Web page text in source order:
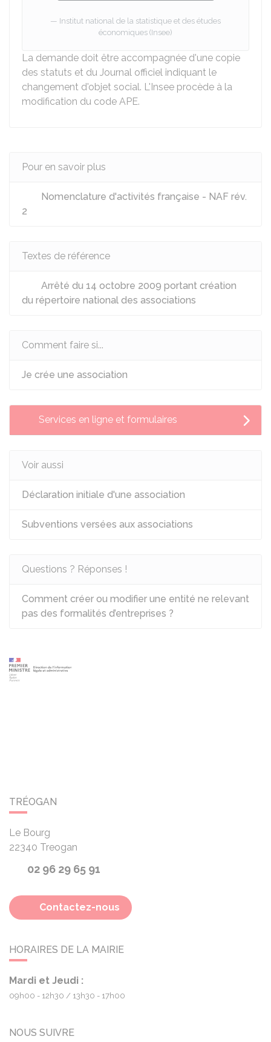
Institut national de la statistique et des études
économiques (Insee)
La demande doit être accompagnée d'une copie
des statuts et du Journal officiel indiquant le
changement d'objet social. L'Insee procède à la
modification du code APE.
Pour en savoir plus
Nomenclature d'activités française - NAF rév.
2
Textes de référence
Arrêté du 14 octobre 2009 portant création
du répertoire national des associations
Comment faire si...
Je crée une association
Services en ligne et formulaires
Voir aussi
Déclaration initiale d'une association
Subventions versées aux associations
Questions ? Réponses !
Comment créer ou modifier une entité ne relevant
pas des formalités d’entreprises ?
TRÉOGAN
Le Bourg
22340 Treogan
02 96 29 65 91
Contactez-nous
HORAIRES DE LA MAIRIE
Mardi et Jeudi :
09h00 - 12h30 13h30 - 17h00
NOUS SUIVRE